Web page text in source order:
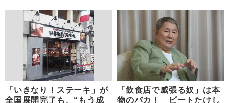
「いきなり！ステーキ」が
全国展開完了も、“もう成
「飲食店で威張る奴」は本
物のバカ！ ビートたけし